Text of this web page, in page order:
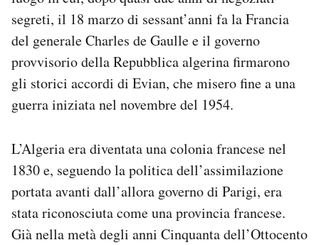
CALENDARIO
AREA PERSONALE
Notifiche mobile
Regala il Post
Hai bisogno di aiuto?
Esci
segreti, il 18 marzo di sessant’anni fa la Francia
del generale Charles de Gaulle e il governo
provvisorio della Repubblica algerina firmarono
gli storici accordi di Evian, che misero fine a una
guerra iniziata nel novembre del 1954.
L’Algeria era diventata una colonia francese nel
1830 e, seguendo la politica dell’assimilazione
portata avanti dall’allora governo di Parigi, era
stata riconosciuta come una provincia francese.
Già nella metà degli anni Cinquanta dell’Ottocento